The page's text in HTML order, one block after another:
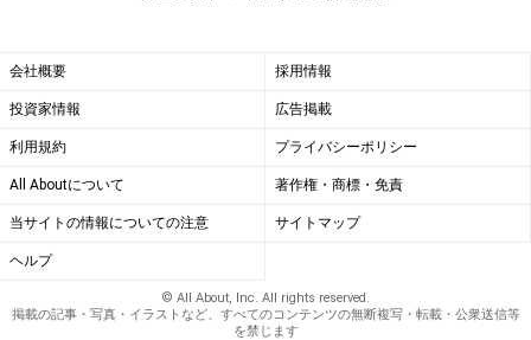
会社概要 採用情報
投資家情報 広告掲載
利用規約 プライバシーポリシー
All Aboutについて 著作権・商標・免責
当サイトの情報についての注意 サイトマップ
ヘルプ
© All About, Inc. All rights reserved.
掲載の記事・写真・イラストなど、すべてのコンテンツの無断複写・転載・公衆送信等
を禁じます